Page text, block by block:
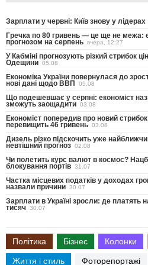
Зарплати у червні: Київ знову у лідерах
Гречка по 80 гривень — це ще не межа:
прогнозом на серпень вчера, 12:27
У Кабміні прогнозують різкий стрибок
Одещини 05.08
Економіка України повернулася до
нові дані щодо ВВП 05.08
Що подешевшає у серпні: економіст
зможуть заощадити 03.08
Економіст попередив про новий
перевищить 46 гривень 03.08
Дизель різко підскочить уже
невтішний прогноз 02.08
Чи полетить курс валют в космос?
блокування портів 31.07
Частка місцевих податків у доходах
назвали причини 30.07
Зарплати в Україні зросли: де платять
тисяч 30.07
Політика Бізнес Колонки
Життя і стиль Фоторепортажі